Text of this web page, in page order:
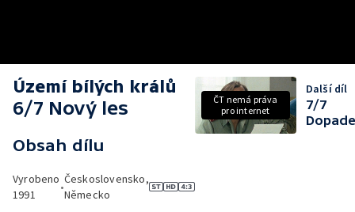
Území bílých králů
6/7 Nový les
Obsah dílu
Vyrobeno
1991
•
Československo,
Německo
ČT nemá práva
pro internet
Další díl
7/7